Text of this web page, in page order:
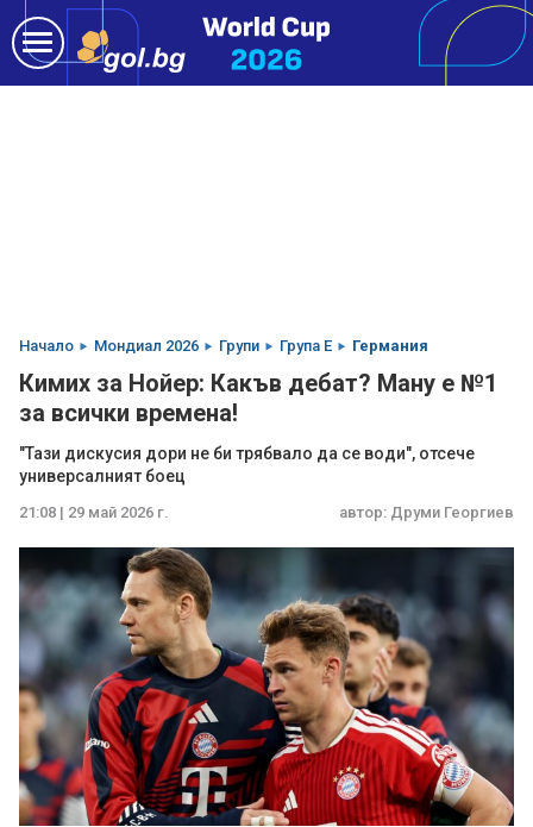
Начало Мондиал 2026 Групи Група E Германия
Кимих за Нойер: Какъв дебат? Ману е №1
за всички времена!
"Тази дискусия дори не би трябвало да се води", отсече
универсалният боец
21:08 | 29 май 2026 г. автор: Друми Георгиев